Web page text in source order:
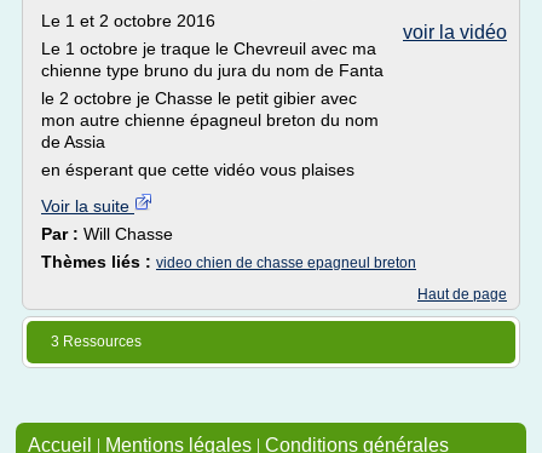
voir la vidéo
Le 1 et 2 octobre 2016
Le 1 octobre je traque le Chevreuil avec ma
chienne type bruno du jura du nom de Fanta
le 2 octobre je Chasse le petit gibier avec
mon autre chienne épagneul breton du nom
de Assia
en ésperant que cette vidéo vous plaises
Voir la suite
Par : Will Chasse
Thèmes liés : video chien de chasse epagneul breton
Haut de page
3 Ressources
Accueil | Mentions légales | Conditions générales